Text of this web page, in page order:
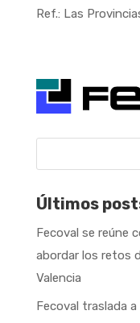
Ref.: Las
Últimos
Fecoval se reúne
abordar los retos
Valencia
Fecoval traslada